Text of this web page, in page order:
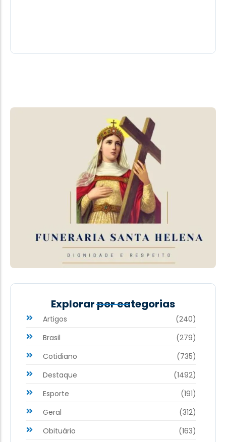
Explorar por categorias
Artigos
(240)
Brasil
(279)
Cotidiano
(735)
Destaque
(1492)
Esporte
(191)
Geral
(312)
Obituário
(163)